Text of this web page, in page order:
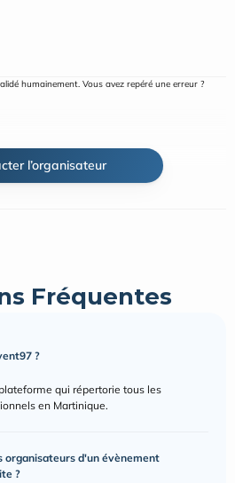
l’organisateur
Fréquentes
?
qui répertorie tous les
en Martinique.
organisateurs d'un évènement
?